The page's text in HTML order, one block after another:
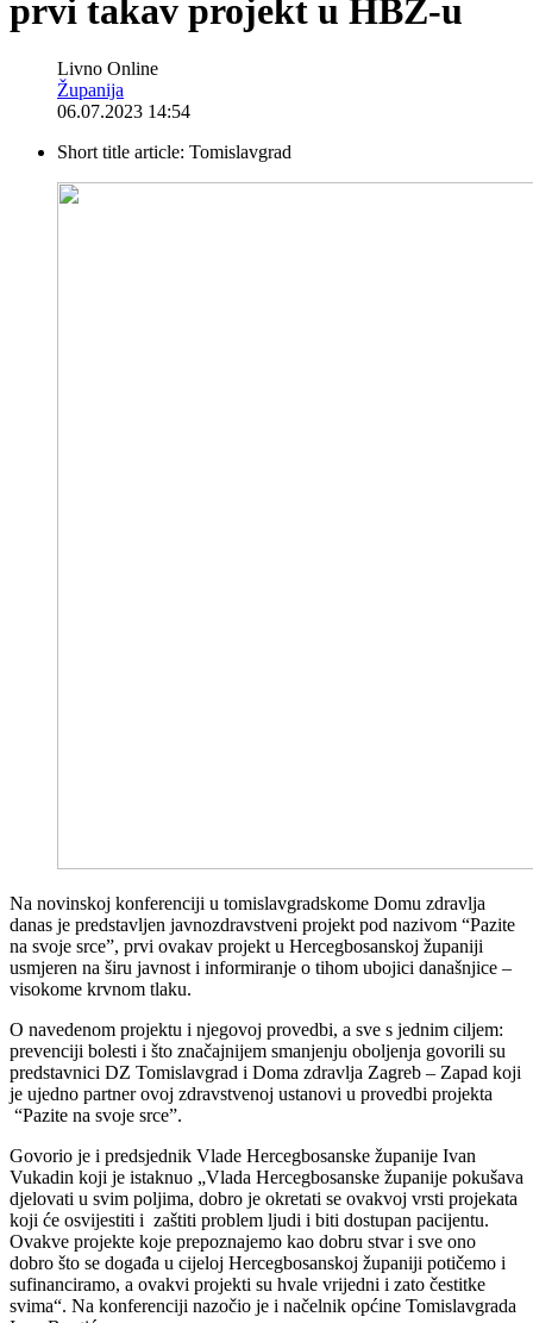
prvi takav projekt u HBŽ-u
Livno Online
Županija
06.07.2023 14:54
Short title article: Tomislavgrad
Na novinskoj konferenciji u tomislavgradskome Domu zdravlja
danas je predstavljen javnozdravstveni projekt pod nazivom “Pazite
na svoje srce”, prvi ovakav projekt u Hercegbosanskoj županiji
usmjeren na širu javnost i informiranje o tihom ubojici današnjice –
visokome krvnom tlaku.
O navedenom projektu i njegovoj provedbi, a sve s jednim ciljem:
prevenciji bolesti i što značajnijem smanjenju oboljenja govorili su
predstavnici DZ Tomislavgrad i Doma zdravlja Zagreb – Zapad koji
je ujedno partner ovoj zdravstvenoj ustanovi u provedbi projekta
“Pazite na svoje srce”.
Govorio je i predsjednik Vlade Hercegbosanske županije Ivan
Vukadin koji je istaknuo „Vlada Hercegbosanske županije pokušava
djelovati u svim poljima, dobro je okretati se ovakvoj vrsti projekata
koji će osvijestiti i zaštiti problem ljudi i biti dostupan pacijentu.
Ovakve projekte koje prepoznajemo kao dobru stvar i sve ono
dobro što se događa u cijeloj Hercegbosanskoj županiji potičemo i
sufinanciramo, a ovakvi projekti su hvale vrijedni i zato čestitke
svima“. Na konferenciji nazočio je i načelnik općine Tomislavgrada